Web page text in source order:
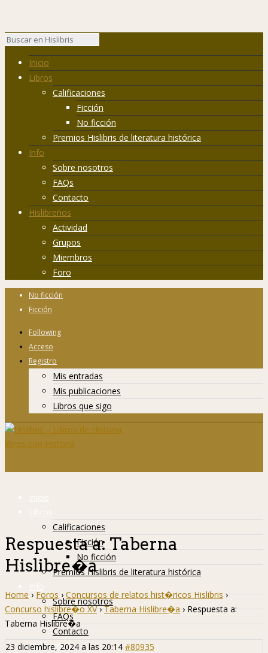
Inicio
Libros
Calificaciones
Ficción
No ficción
Premios Hislibris de literatura histórica
Info
Sobre nosotros
FAQs
Contacto
Hislibreños
Actividad
Grupos
Miembros
Foro
No ficción
Ficción
Following
Acceso
Registro
Mis entradas
Mis publicaciones
Libros que sigo
Inicio
Libros
Calificaciones
Ficción
No ficción
Premios Hislibris de literatura histórica
Info
Sobre nosotros
FAQs
Contacto
Hislibreños
Respuesta a: Taberna
Hislibre�a
Home › Foros › Concursos de relatos hist�ricos Hislibris ›
Concurso hislibre�o XV › Taberna Hislibre�a › Respuesta a:
Taberna Hislibre�a
23 diciembre, 2024 a las 20:14 #80935